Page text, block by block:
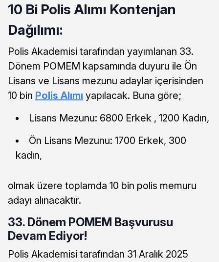
10 Bi Polis Alımı Kontenjan
Dağılımı:
Polis Akademisi tarafından yayımlanan 33.
Dönem POMEM kapsamında duyuru ile Ön
Lisans ve Lisans mezunu adaylar içerisinden
10 bin Polis Alımı yapılacak. Buna göre;
Lisans Mezunu: 6800 Erkek , 1200 Kadın,
Ön Lisans Mezunu: 1700 Erkek, 300
kadın,
olmak üzere toplamda 10 bin polis memuru
adayı alınacaktır.
33. Dönem POMEM Başvurusu
Devam Ediyor!
Polis Akademisi tarafından 31 Aralık 2025